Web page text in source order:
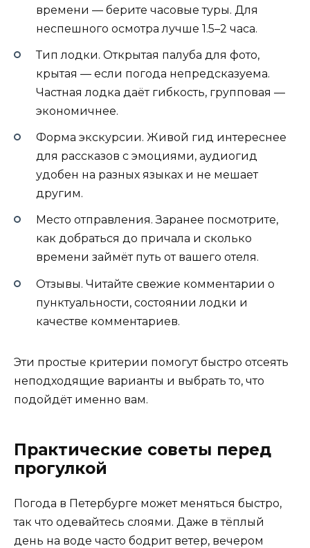
времени — берите часовые туры. Для
неспешного осмотра лучше 1.5–2 часа.
Тип лодки. Открытая палуба для фото,
крытая — если погода непредсказуема.
Частная лодка даёт гибкость, групповая —
экономичнее.
Форма экскурсии. Живой гид интереснее
для рассказов с эмоциями, аудиогид
удобен на разных языках и не мешает
другим.
Место отправления. Заранее посмотрите,
как добраться до причала и сколько
времени займёт путь от вашего отеля.
Отзывы. Читайте свежие комментарии о
пунктуальности, состоянии лодки и
качестве комментариев.
Эти простые критерии помогут быстро отсеять
неподходящие варианты и выбрать то, что
подойдёт именно вам.
Практические советы перед
прогулкой
Погода в Петербурге может меняться быстро,
так что одевайтесь слоями. Даже в тёплый
день на воде часто бодрит ветер, вечером